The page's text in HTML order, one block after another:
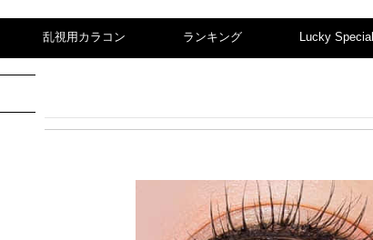
乱視用カラコン ランキング Lucky Special